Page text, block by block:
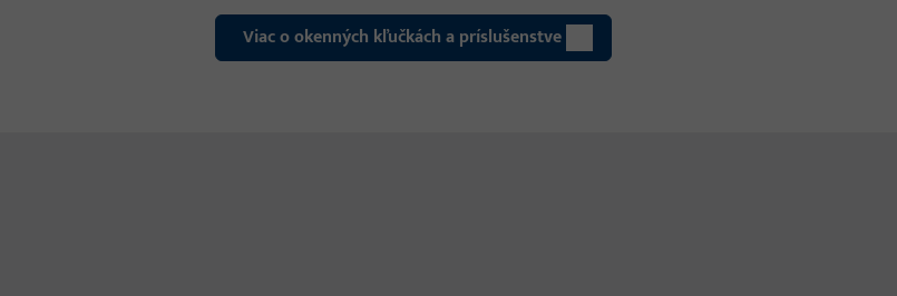
Viac o okenných kľučkách a príslušenstve